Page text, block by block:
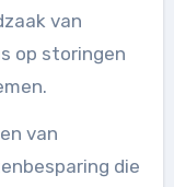
van
op storingen
van
die